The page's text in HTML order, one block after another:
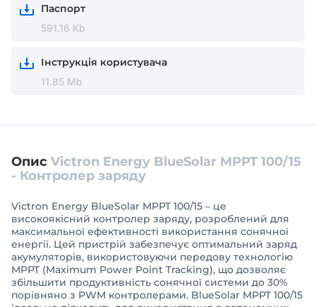
Паспорт
591.16 Kb
Інструкція користувача
11.85 Mb
Опис Victron Energy BlueSolar MPPT 100/15
- Контролер заряду
Victron Energy BlueSolar MPPT 100/15 – це
високоякісний контролер заряду, розроблений для
максимальної ефективності використання сонячної
енергії. Цей пристрій забезпечує оптимальний заряд
акумуляторів, використовуючи передову технологію
MPPT (Maximum Power Point Tracking), що дозволяє
збільшити продуктивність сонячної системи до 30%
порівняно з PWM контролерами. BlueSolar MPPT 100/15